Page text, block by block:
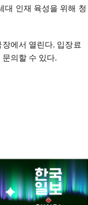
대 인재 육성을 위해 청
에서 열린다. 입장료
의할 수 있다.